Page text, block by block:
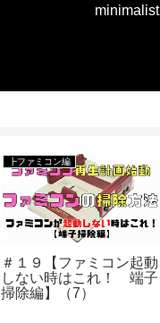
minimalist
┣ファミコン編
＃１９【ファミコン起動
しない時はこれ！ 端子
掃除編】（7）